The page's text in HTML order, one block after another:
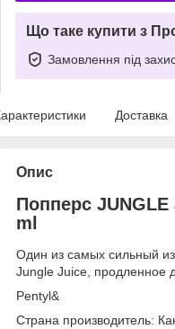
Що таке купити з
Замовлення під
Доставка
Опис
Попперс JUNGLE
ml
Один из самых сильный
Jungle Juice, продленное
Pentyl&
Страна производитель: